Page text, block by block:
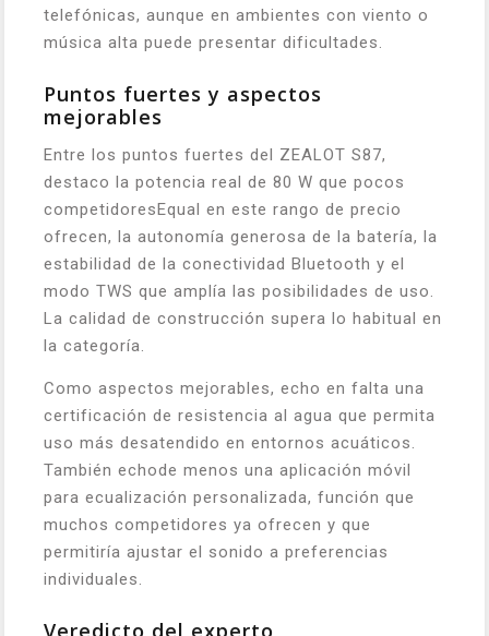
telefónicas, aunque en ambientes con viento o
música alta puede presentar dificultades.
Puntos fuertes y aspectos
mejorables
Entre los puntos fuertes del ZEALOT S87,
destaco la potencia real de 80 W que pocos
competidoresEqual en este rango de precio
ofrecen, la autonomía generosa de la batería, la
estabilidad de la conectividad Bluetooth y el
modo TWS que amplía las posibilidades de uso.
La calidad de construcción supera lo habitual en
la categoría.
Como aspectos mejorables, echo en falta una
certificación de resistencia al agua que permita
uso más desatendido en entornos acuáticos.
También echode menos una aplicación móvil
para ecualización personalizada, función que
muchos competidores ya ofrecen y que
permitiría ajustar el sonido a preferencias
individuales.